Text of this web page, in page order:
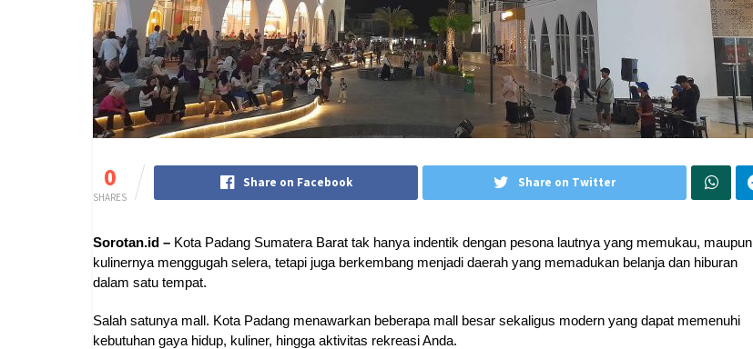
0
SHARES
Share on Facebook Share on Twitter
Sorotan.id – Kota Padang Sumatera Barat tak hanya indentik dengan pesona lautnya yang memukau, maupun
kulinernya menggugah selera, tetapi juga berkembang menjadi daerah yang memadukan belanja dan hiburan
dalam satu tempat.
Salah satunya mall. Kota Padang menawarkan beberapa mall besar sekaligus modern yang dapat memenuhi
kebutuhan gaya hidup, kuliner, hingga aktivitas rekreasi Anda.